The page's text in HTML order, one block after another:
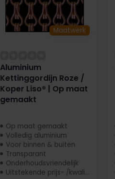
Maatwerk
Aluminium
Kettinggordijn Roze /
Koper Liso® | Op maat
gemaakt
Op maat gemaakt
Volledig aluminium
Voor binnen & buiten
Transparant
Onderhoudsvriendelijk
Uitstekende prijs- /kwaliteit